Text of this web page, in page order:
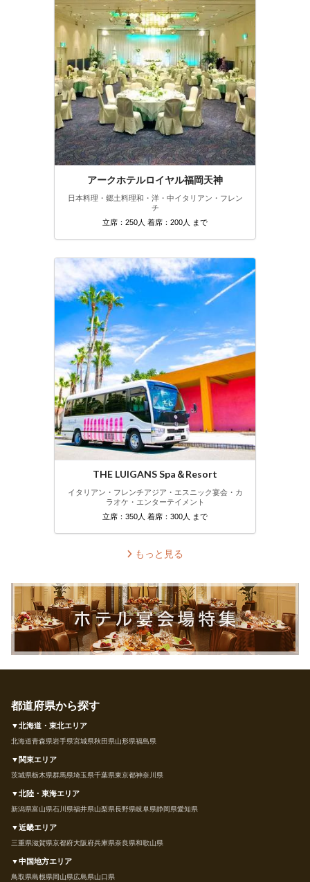
アークホテルロイヤル福岡天神
日本料理・郷土料理和・洋・中イタリアン・フレン
チ
立席：250人 着席：200人 まで
THE LUIGANS Spa＆Resort
イタリアン・フレンチアジア・エスニック宴会・カ
ラオケ・エンターテイメント
立席：350人 着席：300人 まで
もっと見る
都道府県から探す
▼北海道・東北エリア
北海道青森県岩手県宮城県秋田県山形県福島県
▼関東エリア
茨城県栃木県群馬県埼玉県千葉県東京都神奈川県
▼北陸・東海エリア
新潟県富山県石川県福井県山梨県長野県岐阜県静岡県愛知県
▼近畿エリア
三重県滋賀県京都府大阪府兵庫県奈良県和歌山県
▼中国地方エリア
鳥取県島根県岡山県広島県山口県